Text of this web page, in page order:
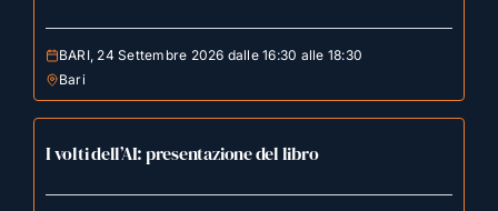
BARI, 24 Settembre 2026 dalle 16:30 alle 18:30
Bari
I volti dell’AI: presentazione del libro